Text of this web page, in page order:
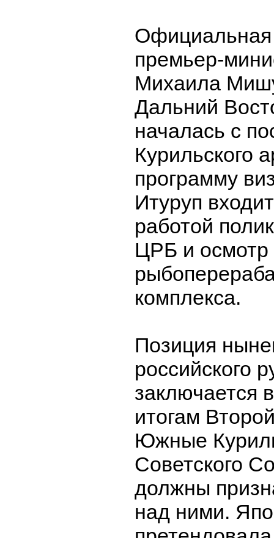
Официальная
премьер-
Михаила
Дальний
началась с
Курильского
программу
Итуруп
работой
ЦРБ и осмотр
комплекса.
Позиция
российского
заключается
итогам
Южные
Советского
должны
над ними.